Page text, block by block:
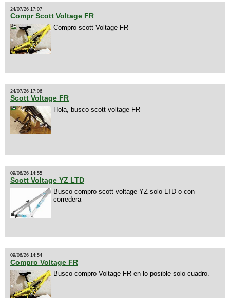
24/07/26 17:07
Compr Scott Voltage FR
Compro scott Voltage FR
24/07/26 17:06
Scott Voltage FR
Hola, busco scott voltage FR
09/06/26 14:55
Scott Voltage YZ LTD
Busco compro scott voltage YZ solo LTD o con
corredera
09/06/26 14:54
Compro Voltage FR
Busco compro Voltage FR en lo posible solo cuadro.